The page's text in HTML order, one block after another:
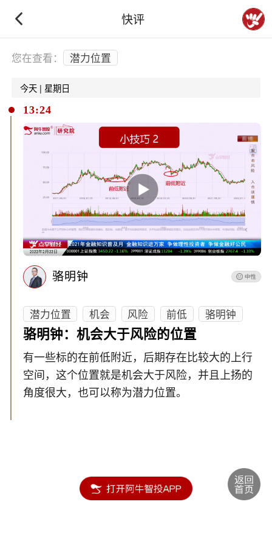
快评
下拉刷新
您在查看： 潜力位置
今天 | 星期日
13:24
骆明钟
潜力位置 机会 风险 前低
骆明钟
骆明钟：机会大于风险的位置
有一些标的在前低附近，后期存在比较大的上行
空间，这个位置就是机会大于风险，并且上扬的
角度很大，也可以称为潜力位置。